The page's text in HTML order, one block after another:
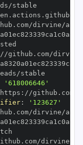
dirvine/
'618006646'
https :
:
'123627'
dirvine/